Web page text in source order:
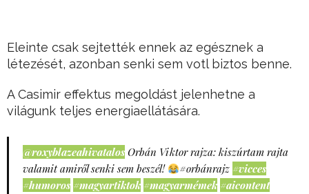
Eleinte csak sejtették ennek az egésznek a
létezését, azonban senki sem votl biztos benne.
A Casimir effektus megoldást jelenhetne a
világunk teljes energiaellátására.
@roxyblazeahivatalos Orbán Viktor rajza: kiszúrtam rajta
valamit amiről senki sem beszél!
#orbánrajz #vicces
#humoros #magyartiktok #magyarmémek #aicontent